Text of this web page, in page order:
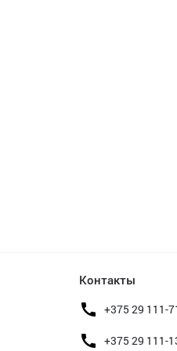
Контакты
+375 29 111-
+375 29 111-